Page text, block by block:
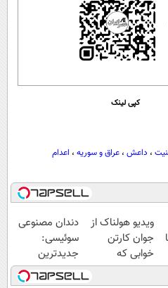
کپی لینک
، داعش ، عراق و سوریه ، اعدام
ویدیو هولناک از
جوان کارتن
خوابی که
میلیاردر شد.
دندان مصنوعی
سوئیسی:
جدیدترین
فناوری اروپا،